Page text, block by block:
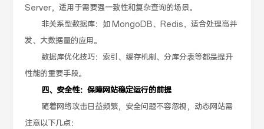
Server，适用于需要强一致性和复杂查询的场景。
非关系型数据库：如 MongoDB、Redis，适合处理高并
发、大数据量的应用。
数据库优化技巧：索引、缓存机制、分库分表等都是提升
性能的重要手段。
四、安全性：保障网站稳定运行的前提
随着网络攻击日益频繁，安全问题不容忽视，动态网站需
注意以下几点：